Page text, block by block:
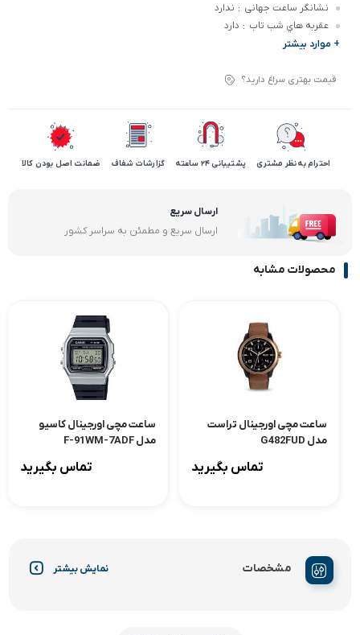
نشانگر ساعت جهانی : ندارد
عقربه هاي شب تاب : دارد
+ موارد بیشتر
قیمت بهتری سراغ دارید؟
احترام به نظر مشتری پشتیبانی 24 ساعته گزارشات شفاف ضمانت اصل بودن کالا
ارسال سریع
ارسال سریع و مطمئن به سراسر کشور
محصولات مشابه
ساعت مچی اورجینال تراست
مدل G482FUD
تماس بگیرید
ساعت مچی اورجینال کاسیو
مدل F-91WM-7ADF
تماس بگیرید
مشخصات نمایش بیشتر